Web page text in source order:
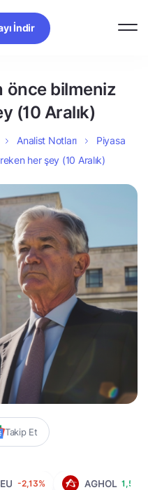
İndir
önce bilmeniz
(10 Aralık)
Analist Notları
Piyasa
her şey (10 Aralık)
Takip Et
-2,13% AGHOL 1,56%